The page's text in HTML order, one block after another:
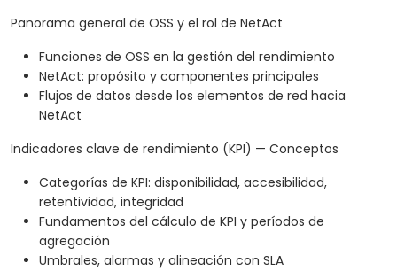
Panorama general de OSS y el rol de NetAct
Funciones de OSS en la gestión del rendimiento
NetAct: propósito y componentes principales
Flujos de datos desde los elementos de red hacia
NetAct
Indicadores clave de rendimiento (KPI) — Conceptos
Categorías de KPI: disponibilidad, accesibilidad,
retentividad, integridad
Fundamentos del cálculo de KPI y períodos de
agregación
Umbrales, alarmas y alineación con SLA